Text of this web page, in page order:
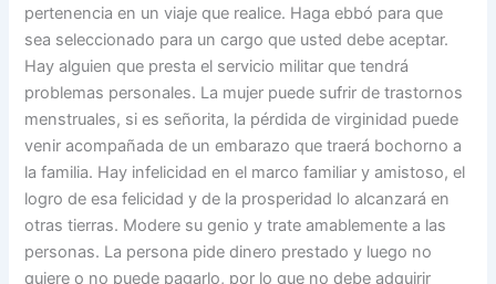
pertenencia en un viaje que realice. Haga ebbó para que
sea seleccionado para un cargo que usted debe aceptar.
Hay alguien que presta el servicio militar que tendrá
problemas personales. La mujer puede sufrir de trastornos
menstruales, si es señorita, la pérdida de virginidad puede
venir acompañada de un embarazo que traerá bochorno a
la familia. Hay infelicidad en el marco familiar y amistoso, el
logro de esa felicidad y de la prosperidad lo alcanzará en
otras tierras. Modere su genio y trate amablemente a las
personas. La persona pide dinero prestado y luego no
quiere o no puede pagarlo, por lo que no debe adquirir